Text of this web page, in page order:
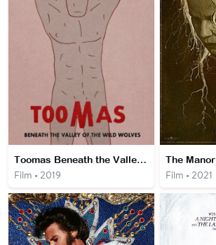
Toomas Beneath the Valley of the Wild Wolves
Film • 2019
The Manor
Film • 2021